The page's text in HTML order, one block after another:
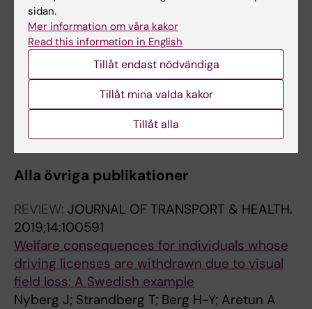
Gregersen NP; Nyberg A; Berg H-Y
ARTICLE:ACCIDENT ANALYSIS AND
PREVENTION.2000;32(1):25-35
Sixteen years age limit for learner drivers in
Sweden--an evaluation of safety effects.
Gregersen NP; Berg HY; Engström I; Nolén S;
Nyberg A; Rimmö PA
Alla övriga publikationer
REVIEW: JOURNAL OF TRANSPORT & HEALTH.
2019;14:100591
Welfare consequences for individuals whose
driving licenses are withdrawn due to visual
field loss: A Swedish example
Nyberg J; Strandberg T; Berg H-Y; Aretun A
sidan.
Mer information om våra kakor
Read this information in English
Tillåt endast nödvändiga
Tillåt mina valda kakor
Tillåt alla